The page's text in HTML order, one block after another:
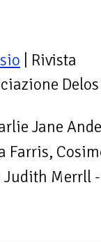
| Rivista
Delos
Jane
Farris,
Merrll